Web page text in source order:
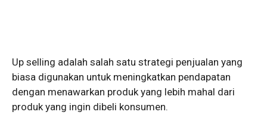
Up selling adalah salah satu strategi penjualan yang
biasa digunakan untuk meningkatkan pendapatan
dengan menawarkan produk yang lebih mahal dari
produk yang ingin dibeli konsumen.